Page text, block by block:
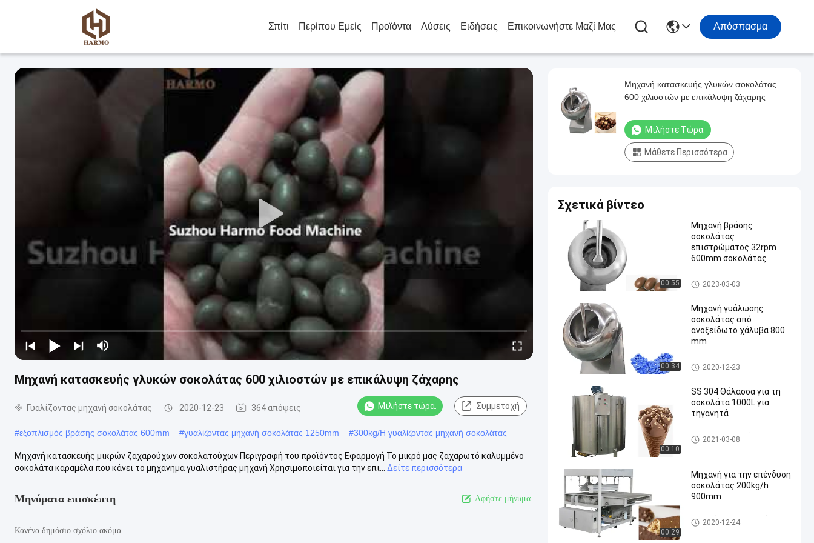
Σπίτι Περίπου Εμείς Προϊόντα Λύσεις Ειδήσεις Επικοινωνήστε Μαζί Μας Απόσπασμα
Μηχανή κατασκευής γλυκών σοκολάτας 600 χιλιοστών με επικάλυψη ζάχαρης
Γυαλίζοντας μηχανή σοκολάτας 2020-12-23 364 απόψεις Μιλήστε τώρα. Συμμετοχή
#εξοπλισμός βράσης σοκολάτας 600mm #γυαλίζοντας μηχανή σοκολάτας 1250mm #300kg/H γυαλίζοντας μηχανή σοκολάτας
Μηχανή κατασκευής μικρών ζαχαρούχων σοκολατούχων Περιγραφή του προϊόντος Εφαρμογή Το μικρό μας ζαχαρωτό καλυμμένο
σοκολάτα καραμέλα που κάνει το μηχάνημα γυαλιστήρας μηχανή Χρησιμοποιείται για την επι...
Δείτε περισσότερα
Μηνύματα επισκέπτη Αφήστε μήνυμα.
Κανένα δημόσιο σχόλιο ακόμα
Μηχανή κατασκευής γλυκών σοκολάτας
600 χιλιοστών με επικάλυψη ζάχαρης
Μιλήστε Τώρα.
Μάθετε Περισσότερα
Σχετικά βίντεο
00:55
Μηχανή βράσης
σοκολάτας
επιστρώματος 32rpm
600mm σοκολάτας
Γυαλίζοντας μηχανή σοκολά
τας
2023-03-03
00:34
Μηχανή γυάλωσης
σοκολάτας από
ανοξείδωτο χάλυβα 800
mm
Γυαλίζοντας μηχανή σοκολά
τας
2020-12-23
00:10
SS 304 Θάλασσα για τη
σοκολάτα 1000L για
τηγανητά
δεξαμενή εκμετάλλευσης σ
οκολάτας
2021-03-08
00:29
Μηχανή για την επένδυση
σοκολάτας 200kg/h
900mm
Σοκολάτα που επικαλύπτει τ
η μηχανή
2020-12-24